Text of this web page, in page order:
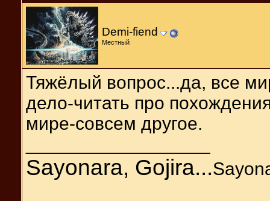
Demi-fiend
Местный
Тяжёлый вопрос...да, все
дело-читать про
мире-совсем другое.
Sayonara, Gojira...